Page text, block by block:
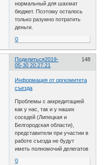
нормальный для шахмат
бюджет. Поэтому осталось
только разумно потратить
деньги.
0
Поделиться 148
2019-
05-30 20:27:21
Информация от оргкомитета
съезда
Проблемы с аккредитацией
как у нас, так и у наших
соседей (Липецкая и
Белгородская области),
представители при участии в
работе съезда не будут
иметь полномочий делегатов
0